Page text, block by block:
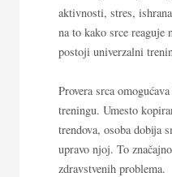
aktivnosti, stres,
na to kako srce reaguje
postoji univerzalni
Provera srca
treningu. Umesto
trendova, osoba dobija
upravo njoj. To
zdravstvenih problema.